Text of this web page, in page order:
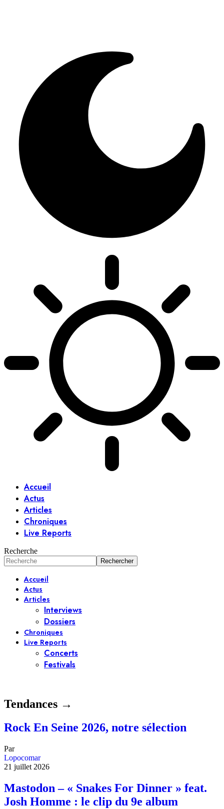
Accueil
Actus
Articles
Chroniques
Live Reports
Recherche
Accueil
Actus
Articles
Interviews
Dossiers
Chroniques
Live Reports
Concerts
Festivals
Tendances →
Rock En Seine 2026, notre sélection
Par
Lopocomar
21 juillet 2026
Mastodon – « Snakes For Dinner » feat.
Josh Homme : le clip du 9e album